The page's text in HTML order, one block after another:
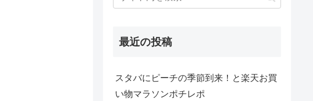
最近の投稿
スタバにピーチの季節到来！と楽天お買
い物マラソンポチレポ